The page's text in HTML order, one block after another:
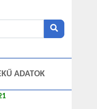
ADATOK